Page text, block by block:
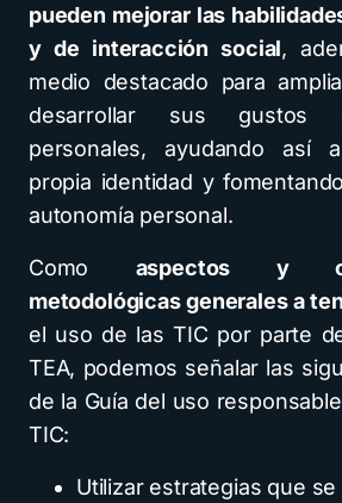
pueden mejorar las
y de interacción social,
medio destacado para
desarrollar sus gustos
personales, ayudando así
propia identidad y
autonomía personal.
Como aspectos y
metodológicas generales a
el uso de las TIC por parte
TEA, podemos señalar las
de la Guía del uso
TIC:
Utilizar estrategias que